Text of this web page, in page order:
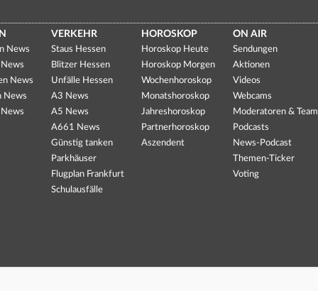
News
News
News
VERKEHR
Staus Hessen
Blitzer Hessen
Unfälle Hessen
A3 News
A5 News
A661 News
Günstig tanken
Parkhäuser
Flugplan Frankfurt
Schulausfälle
HOROSKOP
Horoskop Heute
Horoskop Morgen
Wochenhoroskop
Monatshoroskop
Jahreshoroskop
Partnerhoroskop
Aszendent
ON AIR
Sendungen
Aktionen
Videos
Webcams
Moderatoren & Team
Podcasts
News-Podcast
Themen-Ticker
Voting